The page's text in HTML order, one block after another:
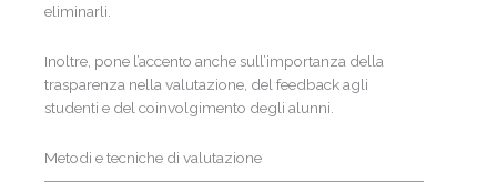
eliminarli.
Inoltre, pone l’accento anche sull’importanza della
trasparenza nella valutazione, del feedback agli
studenti e del coinvolgimento degli alunni.
Metodi e tecniche di valutazione